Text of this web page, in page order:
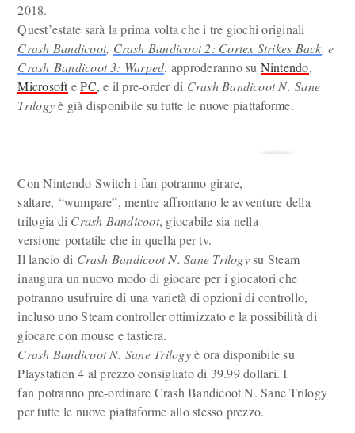
2018.
Quest’estate sarà la prima volta che i tre giochi originali
Crash Bandicoot, Crash Bandicoot 2: Cortex Strikes Back, e
Crash Bandicoot 3: Warped, approderanno su Nintendo,
MicrosoftePC, e il pre-order di Crash Bandicoot N. Sane
Trilogyè già disponibile su tutte le nuove piattaforme.
Con Nintendo Switch i fan potranno girare,
saltare, “wumpare”, mentre affrontano le avventure della
trilogia di Crash Bandicoot, giocabile sia nella
versione portatile che in quella per tv.
Il lancio di Crash Bandicoot N. Sane Trilogysu Steam
inaugura un nuovo modo di giocare per i giocatori che
potranno usufruire di una varietà di opzioni di controllo,
incluso uno Steam controller ottimizzato e la possibilità di
giocare con mouse e tastiera.
Crash Bandicoot N. Sane Trilogyè ora disponibile su
Playstation 4 al prezzo consigliato di 39.99 dollari. I
fan potranno pre-ordinare Crash Bandicoot N. Sane Trilogy
per tutte le nuove piattaforme allo stesso prezzo.